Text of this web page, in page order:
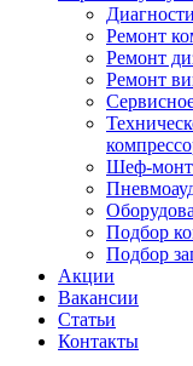
Ремонт
Ремонт
Ремонт
Шеф-
Подбор
Подбор
Акции
Вакансии
Статьи
Контакты